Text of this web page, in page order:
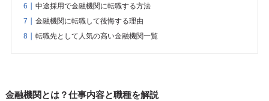
中途採用で金融機関に転職する方法
金融機関に転職して後悔する理由
転職先として人気の高い金融機関一覧
金融機関とは？仕事内容と職種を解説